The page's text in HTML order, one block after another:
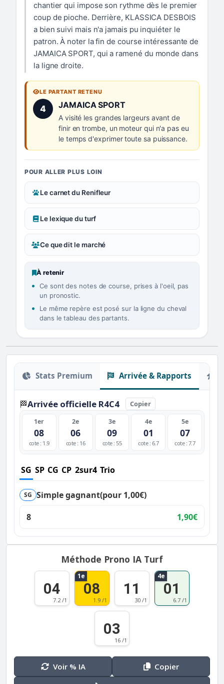
chantier qui impose son rythme dès le premier
coup de pioche. Derrière, KLASSICA DESBOIS
a bien suivi mais n'a jamais pu inquiéter le
patron. À noter la fin de course intéressante de
JAMAICA SPORT, qui a ramené du monde dans
la ligne droite.
LE PARTANT RETENU
4 Numéro 4 :
JAMAICA SPORT
A visité les grandes largeurs avant de
finir en trombe, un moteur qui n'a pas eu
le temps d'exprimer toute sa puissance.
POUR ALLER PLUS LOIN
Le carnet du Renifleur
Le lexique du turf
Ce que dit le marché
À retenir
Ce sont des notes de course, prises à l'oeil, pas
un pronostic.
Le même repère est posé sur la ligne du cheval
dans le tableau des partants.
Stats Premium Arrivée & Rapports
🏁Arrivée officielle R4C4 Copier
1er
08
cote : 1.9
2e
06
cote : 16
3e
09
cote : 55
4e
01
cote : 6.7
5e
07
cote : 7.7
SG SP CG CP 2sur4 Trio
SG Simple gagnant(pour 1,00€)
8
1,90€
Méthode Prono IA Turf
04
7.2 /1
1e
08
1.9 /1
11
30 /1
4e
01
6.7 /1
03
16 /1
Voir % IA
Copier